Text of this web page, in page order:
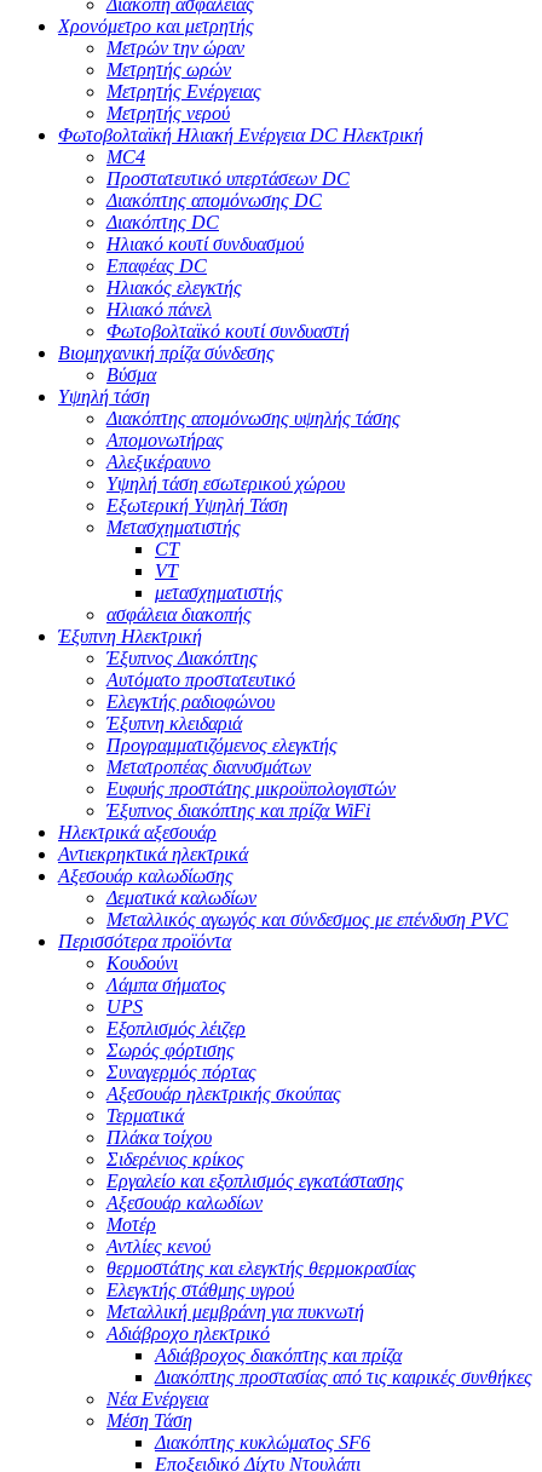
Διακοπή ασφάλειας
Χρονόμετρο και μετρητής
Μετρών την ώραν
Μετρητής ωρών
Μετρητής Ενέργειας
Μετρητής νερού
Φωτοβολταϊκή Ηλιακή Ενέργεια DC Ηλεκτρική
MC4
Προστατευτικό υπερτάσεων DC
Διακόπτης απομόνωσης DC
Διακόπτης DC
Ηλιακό κουτί συνδυασμού
Επαφέας DC
Ηλιακός ελεγκτής
Ηλιακό πάνελ
Φωτοβολταϊκό κουτί συνδυαστή
Βιομηχανική πρίζα σύνδεσης
Βύσμα
Υψηλή τάση
Διακόπτης απομόνωσης υψηλής τάσης
Απομονωτήρας
Αλεξικέραυνο
Υψηλή τάση εσωτερικού χώρου
Εξωτερική Υψηλή Τάση
Μετασχηματιστής
CT
VT
μετασχηματιστής
ασφάλεια διακοπής
Έξυπνη Ηλεκτρική
Έξυπνος Διακόπτης
Αυτόματο προστατευτικό
Ελεγκτής ραδιοφώνου
Έξυπνη κλειδαριά
Προγραμματιζόμενος ελεγκτής
Μετατροπέας διανυσμάτων
Ευφυής προστάτης μικροϋπολογιστών
Έξυπνος διακόπτης και πρίζα WiFi
Ηλεκτρικά αξεσουάρ
Αντιεκρηκτικά ηλεκτρικά
Αξεσουάρ καλωδίωσης
Δεματικά καλωδίων
Μεταλλικός αγωγός και σύνδεσμος με επένδυση PVC
Περισσότερα προϊόντα
Κουδούνι
Λάμπα σήματος
UPS
Εξοπλισμός λέιζερ
Σωρός φόρτισης
Συναγερμός πόρτας
Αξεσουάρ ηλεκτρικής σκούπας
Τερματικά
Πλάκα τοίχου
Σιδερένιος κρίκος
Εργαλείο και εξοπλισμός εγκατάστασης
Αξεσουάρ καλωδίων
Μοτέρ
Αντλίες κενού
θερμοστάτης και ελεγκτής θερμοκρασίας
Ελεγκτής στάθμης υγρού
Μεταλλική μεμβράνη για πυκνωτή
Αδιάβροχο ηλεκτρικό
Αδιάβροχος διακόπτης και πρίζα
Διακόπτης προστασίας από τις καιρικές συνθήκες
Νέα Ενέργεια
Μέση Τάση
Διακόπτης κυκλώματος SF6
Εποξειδικό Δίχτυ Ντουλάπι